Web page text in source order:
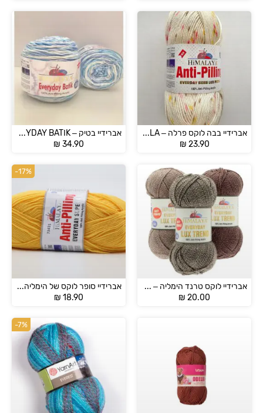
אברידיי בבה לוקס פרלה – BEBE LUX PERLA
₪ 23.90
אברידיי בטיק – HİMALAYA EVERYDAY BATİK
₪ 34.90
אברידיי לוקס טרנד הימליה – EVERYDAY LUX TREND
₪ 20.00
-17%
אברידיי סופר לוקס של הימליה – HIMALAYA EVERYDAY SUPER LUX
₪ 18.90
-7%